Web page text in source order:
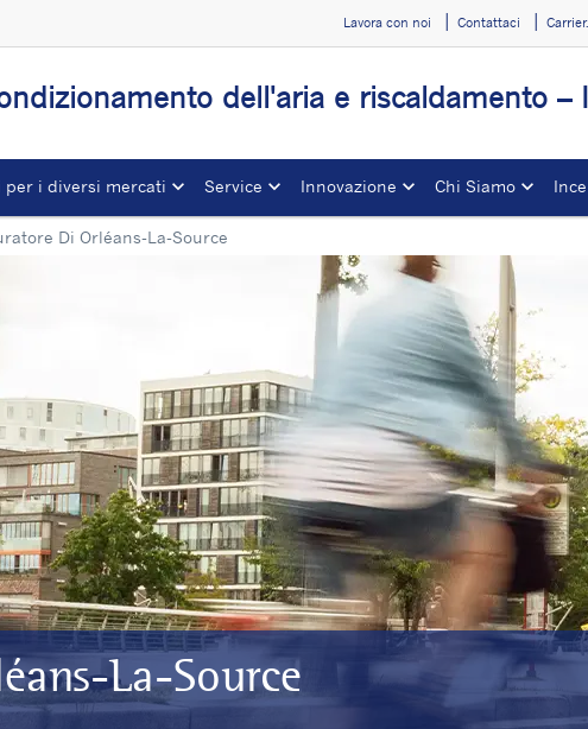
Lavora con noi Contattaci
dell'aria e riscaldamento –
per i diversi mercati Service Innovazione Chi Siamo
Di Orléans-La-Source
La-Source